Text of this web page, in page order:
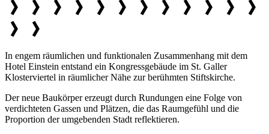
In engem räumlichen und funktionalen Zusammenhang mit dem
Hotel Einstein entstand ein Kongressgebäude im St. Galler
Klosterviertel in räumlicher Nähe zur berühmten Stiftskirche.
Der neue Baukörper erzeugt durch Rundungen eine Folge von
verdichteten Gassen und Plätzen, die das Raumgefühl und die
Proportion der umgebenden Stadt reflektieren.